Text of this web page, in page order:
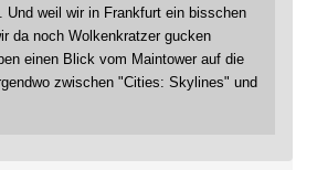
Und weil wir in Frankfurt ein bisschen
da noch Wolkenkratzer gucken
einen Blick vom Maintower auf die
zwischen "Cities: Skylines" und